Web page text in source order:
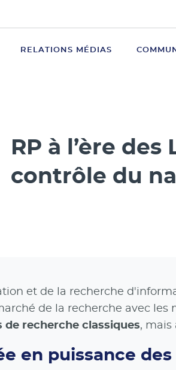
RELATIONS MÉDIAS
RP à l’ère
contrôle du
et de la recherche
de la recherche avec
de recherche classiques,
en puissance